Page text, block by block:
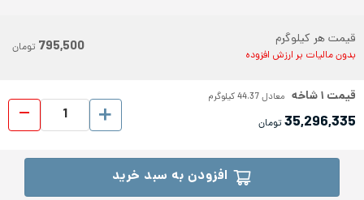
قیمت هر کیلوگرم
بدون مالیات بر ارزش افزوده 795,500 تومان
قیمت ۱شاخه معادل44.37کیلوگرم
35,296,335تومان
افزودن به سبد خرید